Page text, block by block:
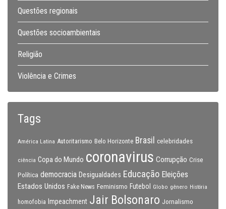
Questões regionais
Questões socioambientais
Religião
Violência e Crimes
Tags
América Latina Autoritarismo Belo Horizonte Brasil celebridades
ciência Copa do Mundo coronavirus Corrupção Crise
Política democracia Desigualdades Educação Eleições
Estados Unidos Fake News Feminismo Futebol Globo gênero História
homofobia Impeachment Jair Bolsonaro Jornalismo